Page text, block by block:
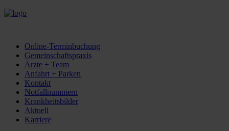
Online-Terminbuchung
Gemeinschaftspraxis
Ärzte + Team
Anfahrt + Parken
Kontakt
Notfallnummern
Krankheitsbilder
Aktuell
Karriere